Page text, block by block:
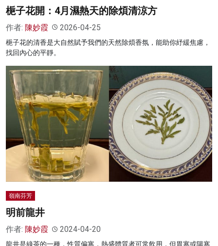
梔子花開：4月濕熱天的除煩清涼方
作者: 陳妙霞 2026-04-25
梔子花的清香是大自然賦予我們的天然除煩香氛，能助你紓緩焦慮，
找回內心的平靜。
嶺南芬芳
明前龍井
作者: 陳妙霞 2024-04-20
龍井是綠茶的一種，性質偏寒，熱盛體質者可常飲用，但胃寒或陽寒